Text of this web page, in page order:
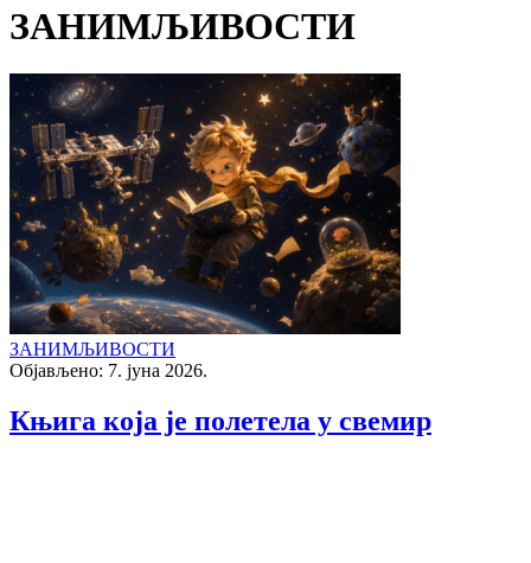
ЗАНИМЉИВОСТИ
ЗАНИМЉИВОСТИ
Објављено: 7. јуна 2026.
Књига која је полетела у свемир